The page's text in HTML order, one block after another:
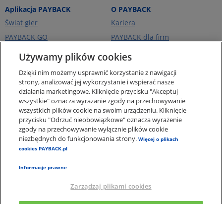
Aplikacja PAYBACK
Świat gier
PAYBACK GO
Portfel kart
Ceny paliw
O PAYBACK
Kariera
PAYBACK dla firm
PAYBACK Ekstra
O firmie
Pomoc i kontakt
Pogotowie Punktowe -
punkty za zakupy online
Regulaminy i Ochrona
Danych
Polityka plików Cookies
Używamy plików cookies
Dzięki nim możemy usprawnić korzystanie z nawigacji
strony, analizować jej wykorzystanie i wspierać nasze
działania marketingowe. Kliknięcie przycisku "Akceptuj
wszystkie" oznacza wyrażanie zgody na przechowywanie
wszystkich plików cookie na swoim urządzeniu. Kliknięcie
przycisku "Odrzuć nieobowiązkowe" oznacza wyrażenie
zgody na przechowywanie wyłącznie plików cookie
niezbędnych do funkcjonowania strony.Więcej o plikach
cookies PAYBACK.pl
Informacje prawne
Zarządzaj plikami cookies
×